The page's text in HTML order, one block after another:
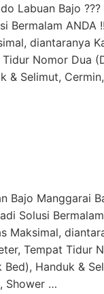
Labuan Bajo ???
Bermalam ANDA
diantaranya
Nomor Dua
& Selimut,
Bajo Manggarai
Solusi
Maksimal,
Tempat Tidur
Handuk &
Shower …